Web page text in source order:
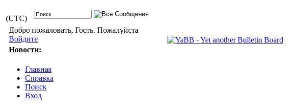
(UTC)
Добро пожаловать, Гость. Пожалуйста
Войдите
Новости:
Главная
Справка
Поиск
Вход